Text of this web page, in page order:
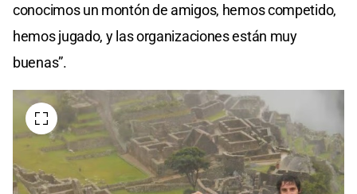
conocimos un montón de amigos, hemos competido,
hemos jugado, y las organizaciones están muy
buenas”.